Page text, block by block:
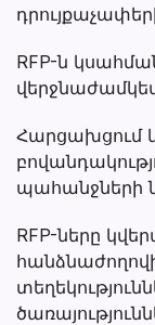
RFP-ն
Հարցախցում
պահանջների
RFP-ները